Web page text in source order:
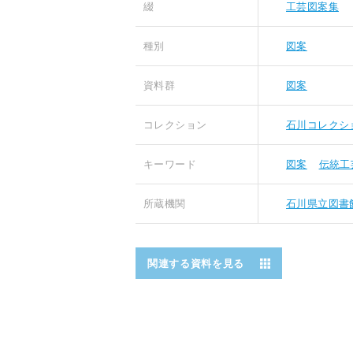
綴 工芸図案集
種別 図案
資料群 図案
コレクション 石川コレクシ
キーワード 図案 伝統工
所蔵機関 石川県立図書
関連する資料を見る